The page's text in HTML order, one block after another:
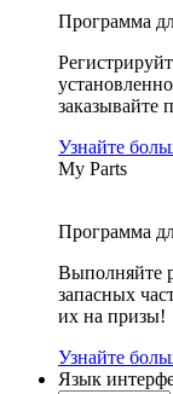
Программа
заказывайте
Узнайте
My Parts
Программа
Выполняйте
запасных
их на призы!
Узнайте
Язык